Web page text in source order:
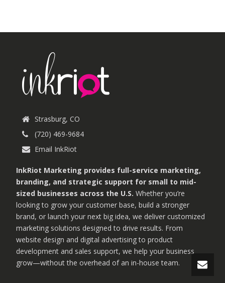
Strasburg, CO
(720) 469-9684
Email InkRiot
InkRiot Marketing provides full-service marketing,
branding, and strategic support for small to mid-
sized businesses across the U.S. Whether you’re
looking to grow your customer base, build a stronger
brand, or launch your next big idea, we deliver customized
marketing solutions designed to drive results. From
website design and digital advertising to product
development and sales support, we help your business
grow—without the overhead of an in-house team.